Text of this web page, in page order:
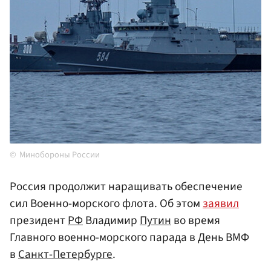
Минобороны России
Россия продолжит наращивать обеспечение
сил Военно-морского флота. Об этомзаявил
президентРФВладимирПутинво время
Главного военно-морского парада в День ВМФ
вСанкт-Петербурге.